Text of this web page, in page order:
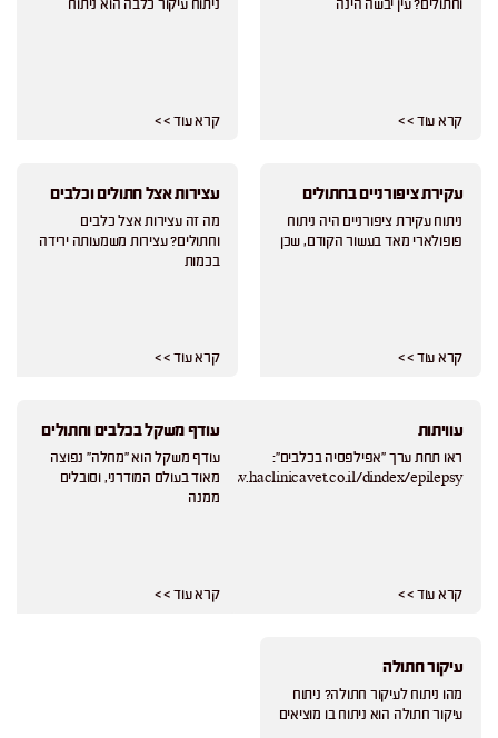
וחתולים? עין יבשה הינה
קרא עוד > >
ניתוח עיקור כלבה הוא ניתוח
קרא עוד > >
עקירת ציפורניים בחתולים
ניתוח עקירת ציפורניים היה ניתוח
פופולארי מאד בעשור הקודם, שכן
קרא עוד > >
עצירות אצל חתולים וכלבים
מה זה עצירות אצל כלבים
וחתולים? עצירות משמעותה ירידה
בכמות
קרא עוד > >
עוויתות
ראו תחת ערך "אפילפסיה בכלבים":
https://www.haclinicavet.co.il/dindex/epilepsy/
קרא עוד > >
עודף משקל בכלבים וחתולים
עודף משקל הוא "מחלה" נפוצה
מאוד בעולם המודרני, וסובלים
ממנה
קרא עוד > >
עיקור חתולה
מהו ניתוח לעיקור חתולה? ניתוח
עיקור חתולה הוא ניתוח בו מוציאים